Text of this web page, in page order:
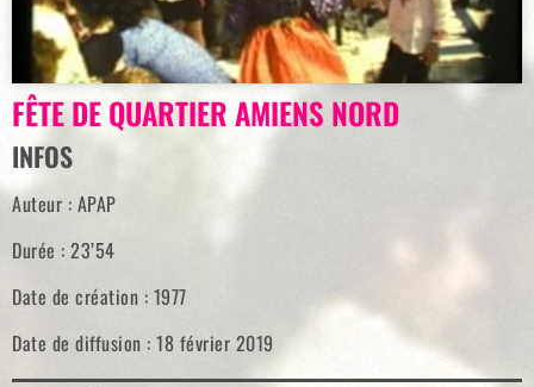
FÊTE DE QUARTIER AMIENS NORD
INFOS
Auteur : APAP
Durée : 23’54
Date de création : 1977
Date de diffusion : 18 février 2019